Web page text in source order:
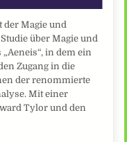
der Magie und
über Magie und
in dem ein
Zugang in die
der renommierte
Mit einer
Tylor und den